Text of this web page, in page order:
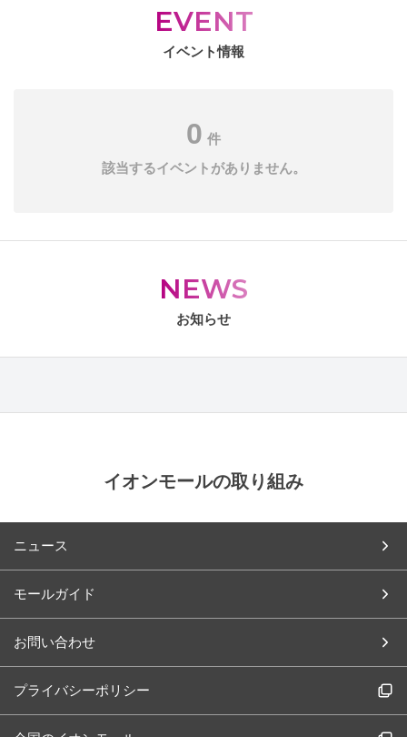
EVENT
イベント情報
0 件
該当するイベントがありません。
NEWS
お知らせ
イオンモールの取り組み
ニュース
モールガイド
お問い合わせ
プライバシーポリシー